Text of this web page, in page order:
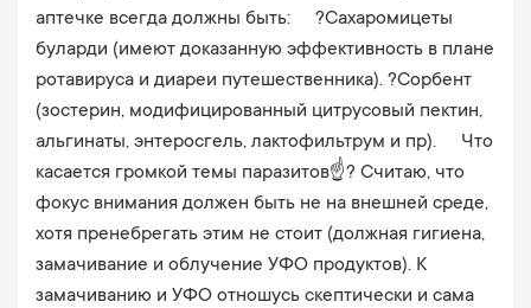
аптечке всегда должны быть: ⠀ ?Сахаромицеты
буларди (имеют доказанную эффективность в плане
ротавируса и диареи путешественника). ?Сорбент
(зостерин, модифицированный цитрусовый пектин,
альгинаты, энтеросгель, лактофильтрум и пр). ⠀ Что
касается громкой темы паразитов☝? Считаю, что
фокус внимания должен быть не на внешней среде,
хотя пренебрегать этим не стоит (должная гигиена,
замачивание и облучение УФО продуктов). К
замачиванию и УФО отношусь скептически и сама